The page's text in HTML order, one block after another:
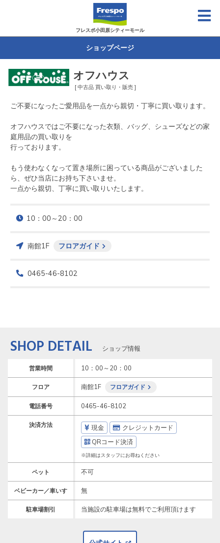
フレスポ小田原シティーモール
ショップページ
オフハウス
[ 中古品 買い取り・販売 ]
ご不要になったご愛用品を一点から親切・丁寧に買い取ります。
オフハウスではご不要になった衣類、バッグ、シューズなどの家
庭用品の買い取りを
行っております。
もう使わなくなって置き場所に困っている商品がございました
ら、ぜひ当店にお持ち下さいませ。
一点から親切、丁寧に買い取りいたします。
10：00～20：00
南館1F フロアガイド
0465-46-8102
SHOP DETAIL ショップ情報
営業時間 10：00～20：00
フロア 南館1F フロアガイド
電話番号 0465-46-8102
決済方法 現金
クレジットカード
QRコード決済
※詳細はスタッフにお尋ねください
ペット 不可
ベビーカー／車いす 無
駐車場割引 当施設の駐車場は無料でご利用頂けます